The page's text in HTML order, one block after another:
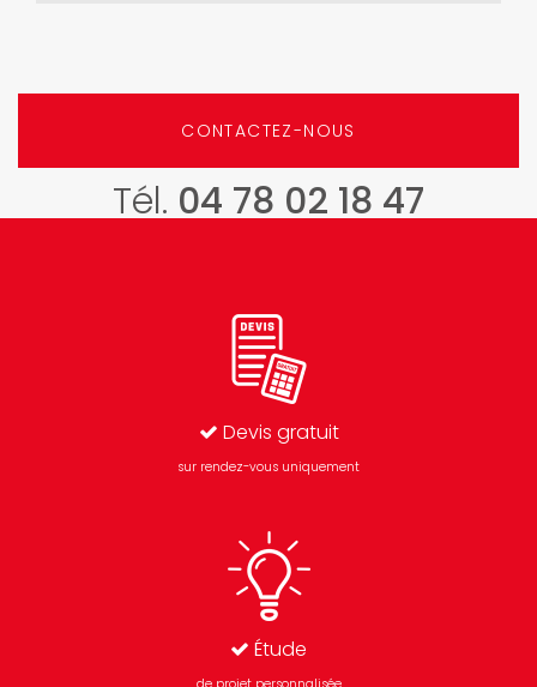
CONTACTEZ-NOUS
Tél. 04 78 02 18 47
Devis gratuit
sur rendez-vous uniquement
Étude